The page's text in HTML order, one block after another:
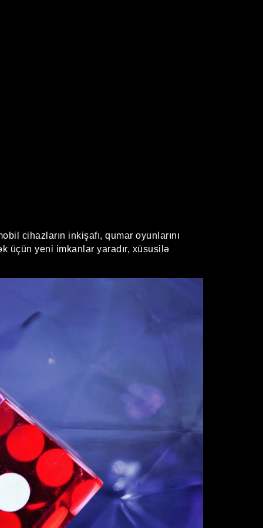
cihazların inkişafı, qumar oyunlarını
üçün yeni imkanlar yaradır, xüsusilə